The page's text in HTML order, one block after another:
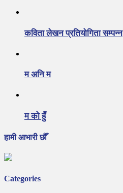
कविता लेखन प्रतियोगिता सम्पन्न
म अनि म
म को हुँ
हामी आभारी छौँ
Categories